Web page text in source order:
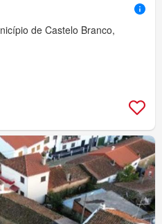
de Castelo Branco,